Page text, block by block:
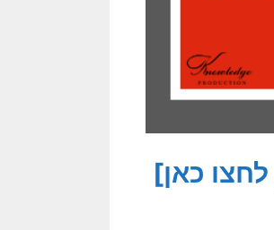
כאן]